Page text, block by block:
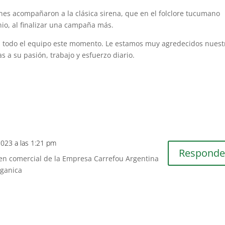
acompañaron a la clásica sirena, que en el folclore tucumano
al finalizar una campaña más.
el equipo este momento. Le estamos muy agredecidos
a su pasión, trabajo y esfuerzo diario.
a las 1:21 pm
comercial de la Empresa Carrefou Argentina